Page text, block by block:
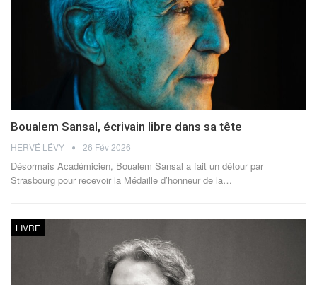
Boualem Sansal, écrivain libre dans sa tête
HERVÉ LÉVY 26 Fév 2026
Désormais Académicien, Boualem Sansal a fait un détour par
Strasbourg pour recevoir la Médaille d’honneur de la…
LIVRE